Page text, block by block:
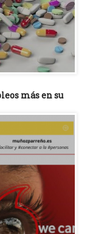
más en su